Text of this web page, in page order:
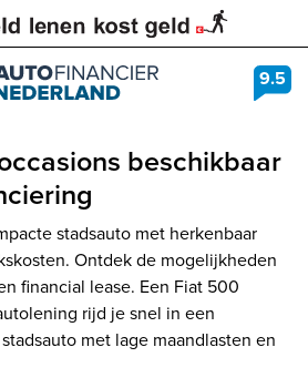
9.5
beschikbaar
stadsauto met herkenbaar
Ontdek de mogelijkheden
financial lease. Een Fiat 500
rijd je snel in een
met lage maandlasten en